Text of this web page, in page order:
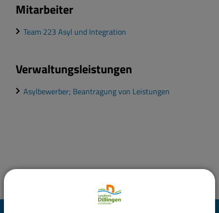
Mitarbeiter
Team 223 Asyl und Integration
Verwaltungsleistungen
Asylbewerber; Beantragung von Leistungen